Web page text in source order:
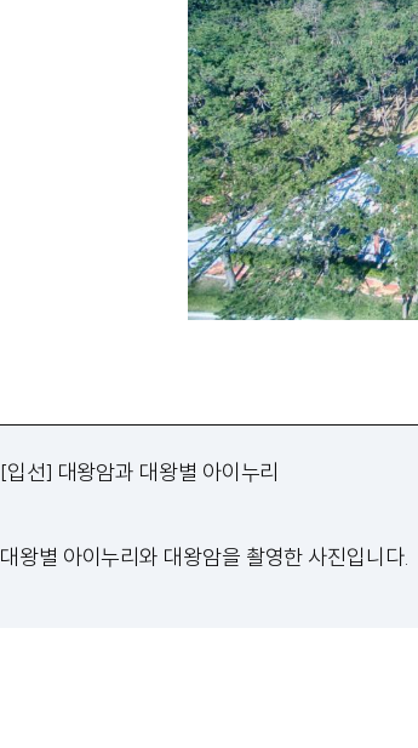
[입선] 대왕암과 대왕별 아이누리
대왕별 아이누리와 대왕암을 촬영한 사진입니다.